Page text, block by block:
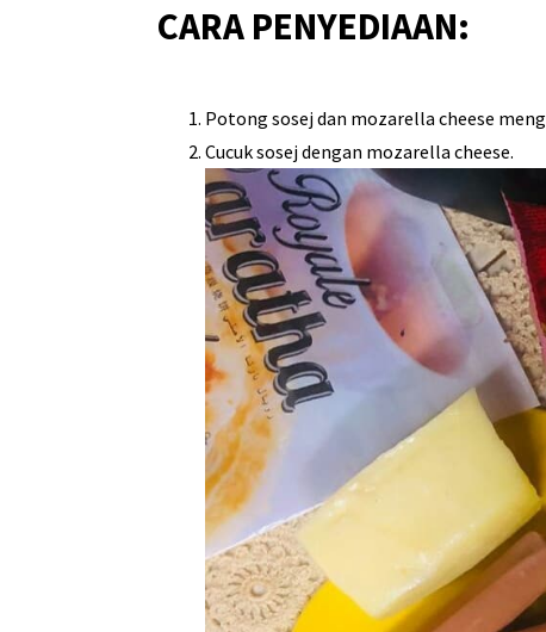
CARA PENYEDIAAN:
Potong sosej dan mozarella cheese
Cucuk sosej dengan mozarella cheese.